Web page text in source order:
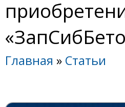
Главная » Статьи